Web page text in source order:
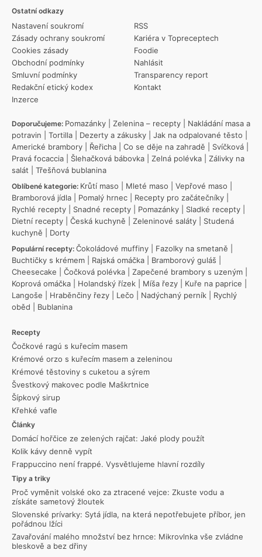
Ostatní odkazy
Nastavení soukromí
Zásady ochrany soukromí
Cookies zásady
Obchodní podmínky
Smluvní podmínky
Redakční etický kodex
Inzerce
RSS
Kariéra v Topreceptech
Foodie
Nahlásit
Transparency report
Kontakt
Doporučujeme: Pomazánky Zelenina – recepty
Nakládání masa a
potravin
Tortilla Dezerty a zákusky Jak na odpalované těsto
Americké brambory
Řeřicha Co se děje na zahradě Svíčková
Pravá focaccia
Šlehačková bábovka Zelná polévka
Zálivky na
salát
Třešňová bublanina
Oblíbené kategorie: Krůtí maso Mleté maso Vepřové maso
Bramborová jídla
Pomalý hrnec Recepty pro začátečníky
Rychlé recepty
Snadné recepty Pomazánky Sladké recepty
Dietní recepty
Česká kuchyně Zeleninové saláty
Studená
kuchyně
Dorty
Populární recepty: Čokoládové muffiny Fazolky na smetaně
Buchtičky s krémem
Rajská omáčka Bramborový guláš
Cheesecake
Čočková polévka Zapečené brambory s uzeným
Koprová omáčka
Holandský řízek Míša řezy Kuře na paprice
Langoše
Hraběnčiny řezy Lečo Nadýchaný perník
Rychlý
oběd
Bublanina
Recepty
Čočkové ragú s kuřecím masem
Krémové orzo s kuřecím masem a zeleninou
Krémové těstoviny s cuketou a sýrem
Švestkový makovec podle Maškrtnice
Šípkový sirup
Křehké vafle
Články
Domácí hořčice ze zelených rajčat: Jaké plody použít
Kolik kávy denně vypít
Frappuccino není frappé. Vysvětlujeme hlavní rozdíly
Tipy a triky
Proč vyměnit volské oko za ztracené vejce: Zkuste vodu a
získáte sametový žloutek
Slovenské prívarky: Sytá jídla, na která nepotřebujete příbor, jen
pořádnou lžíci
Zavařování malého množství bez hrnce: Mikrovlnka vše zvládne
bleskově a bez dřiny